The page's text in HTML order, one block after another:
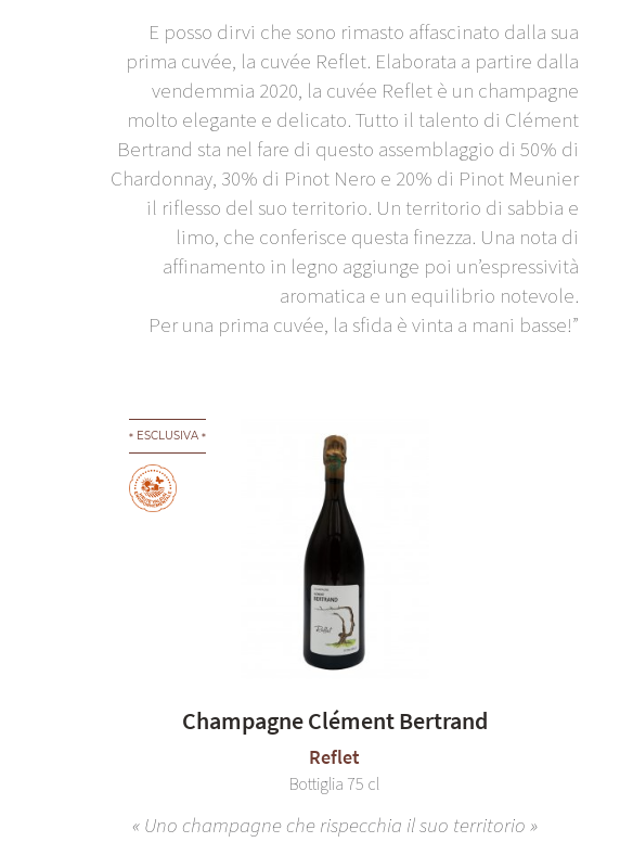
E posso dirvi che sono rimasto affascinato dalla sua
prima cuvée, la cuvée Reflet. Elaborata a partire dalla
vendemmia 2020, la cuvée Reflet è un champagne
molto elegante e delicato. Tutto il talento di Clément
Bertrand sta nel fare di questo assemblaggio di 50% di
Chardonnay, 30% di Pinot Nero e 20% di Pinot Meunier
il riflesso del suo territorio. Un territorio di sabbia e
limo, che conferisce questa finezza. Una nota di
affinamento in legno aggiunge poi un’espressività
aromatica e un equilibrio notevole.
Per una prima cuvée, la sfida è vinta a mani basse!”
ESCLUSIVA
Champagne Clément Bertrand
Reflet
Bottiglia 75 cl
« Uno champagne che rispecchia il suo territorio »